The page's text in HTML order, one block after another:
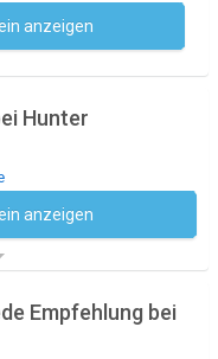
anzeigen
Hunter
anzeigen
Empfehlung bei